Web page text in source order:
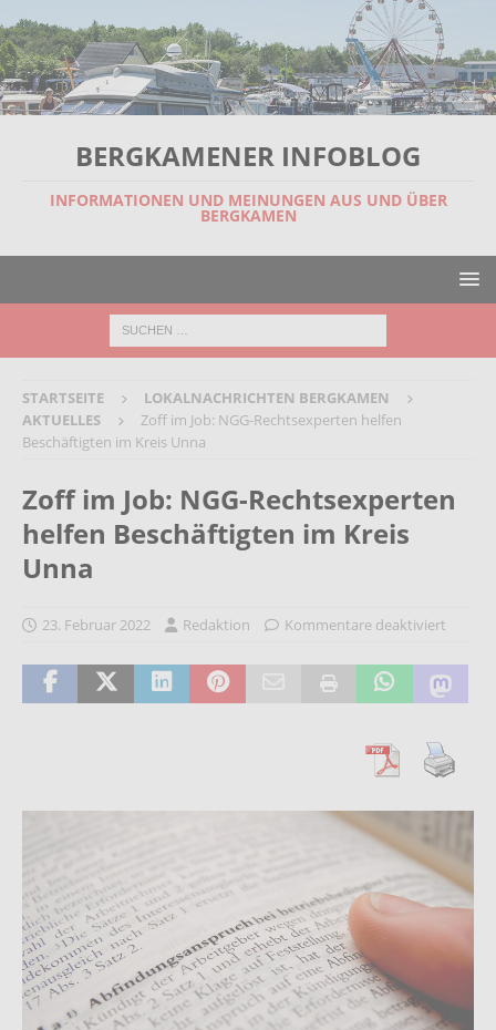
BERGKAMENER INFOBLOG
INFORMATIONEN UND MEINUNGEN AUS UND ÜBER
BERGKAMEN
STARTSEITE
LOKALNACHRICHTEN BERGKAMEN
AKTUELLES
Zoff im Job: NGG-Rechtsexperten helfen
Beschäftigten im Kreis Unna
Zoff im Job: NGG-Rechtsexperten
helfen Beschäftigten im Kreis
Unna
23. Februar 2022 Redaktion Kommentare deaktiviert